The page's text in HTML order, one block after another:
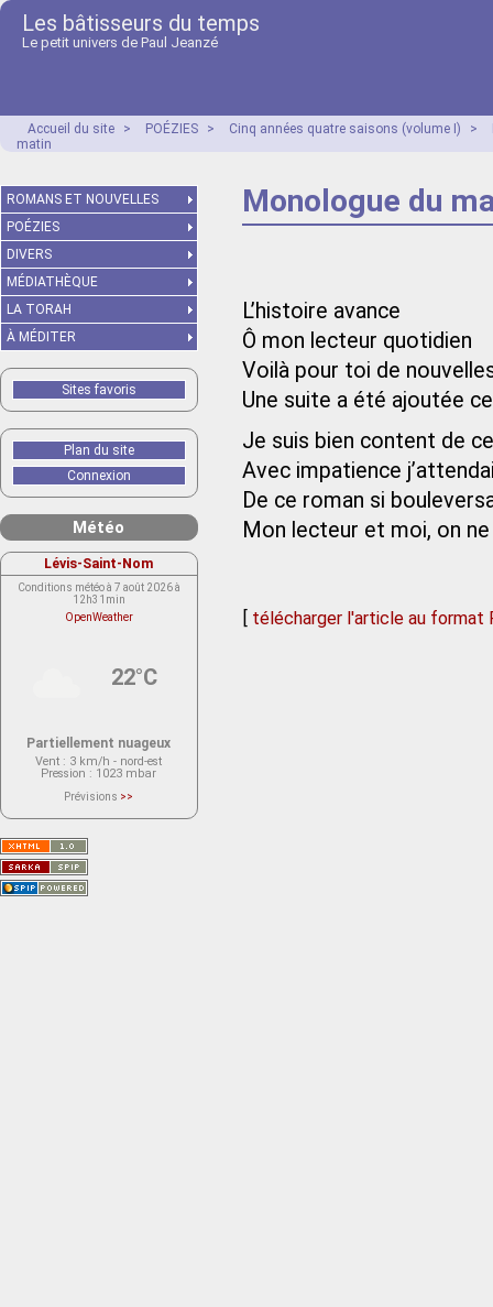
Les bâtisseurs du temps
Le petit univers de Paul Jeanzé
Accueil du site > POÉZIES > Cinq années quatre saisons (volume I) >
matin
Monologue du
L’histoire avance
Ô mon lecteur quotidien
Voilà pour toi de
Une suite a été ajoutée
Je suis bien content de
Avec impatience
De ce roman si
Mon lecteur et moi, on ne
[ télécharger l'article au format
ROMANS ET NOUVELLES
POÉZIES
DIVERS
MÉDIATHÈQUE
LA TORAH
À MÉDITER
Sites favoris
Plan du site
Connexion
Météo
Lévis-Saint-Nom
Conditions météo à 7 août 2026 à
12h31min
OpenWeather
22°C
Partiellement nuageux
Vent : 3 km/h - nord-est
Pression : 1023 mbar
Prévisions >>
actuellement aucune prévision
Saint-Nom.
Veuillez consulter le message du
service ci-dessous.
(401 - Invalid API key. Please see
https://openweathermap.org/faq#error401